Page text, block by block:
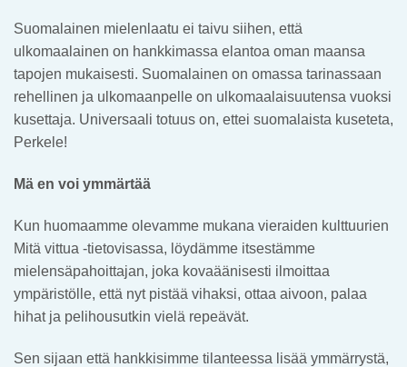
Suomalainen mielenlaatu ei taivu siihen, että
ulkomaalainen on hankkimassa elantoa oman maansa
tapojen mukaisesti. Suomalainen on omassa tarinassaan
rehellinen ja ulkomaanpelle on ulkomaalaisuutensa vuoksi
kusettaja. Universaali totuus on, ettei suomalaista kuseteta,
Perkele!
Mä en voi ymmärtää
Kun huomaamme olevamme mukana vieraiden kulttuurien
Mitä vittua -tietovisassa, löydämme itsestämme
mielensäpahoittajan, joka kovaäänisesti ilmoittaa
ympäristölle, että nyt pistää vihaksi, ottaa aivoon, palaa
hihat ja pelihousutkin vielä repeävät.
Sen sijaan että hankkisimme tilanteessa lisää ymmärrystä,